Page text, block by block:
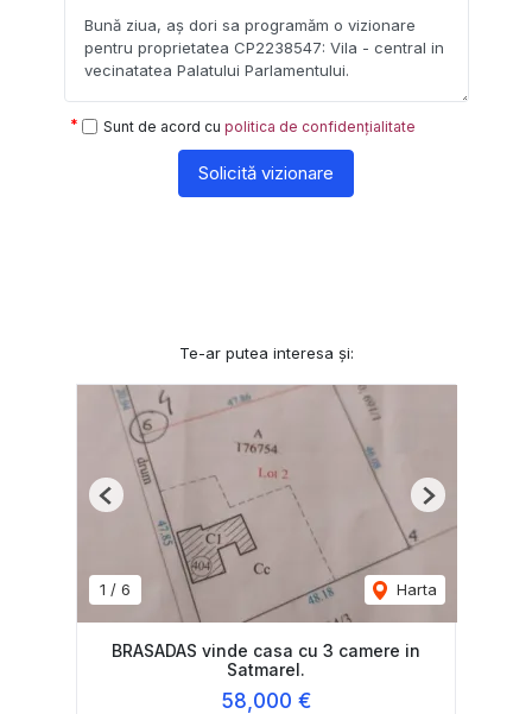
Sunt de acord cu politica de confidențialitate
Solicită vizionare
Te-ar putea interesa și:
1 / 6 Harta
Previous Next
BRASADAS vinde casa cu 3 camere in
Satmarel.
58,000 €